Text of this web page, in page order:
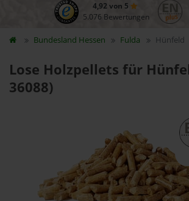
4,92 von 5
5.076 Bewertungen
Bundesland Hessen Fulda Hünfeld
Lose Holzpellets für
36088)